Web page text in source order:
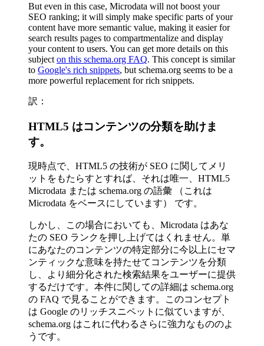
But even in this case, Microdata will not boost your
SEO ranking; it will simply make specific parts of your
content have more semantic value, making it easier for
search results pages to compartmentalize and display
your content to users. You can get more details on this
subject on this schema.org FAQ. This concept is similar
to Google's rich snippets, but schema.org seems to be a
more powerful replacement for rich snippets.
訳：
HTML5 はコンテンツの分類を助けま
す。
現時点で、HTML5 の技術が SEO に関してメリ
ットをもたらすとすれば、それは唯一、HTML5
Microdata または schema.org の語彙 （これは
Microdata をベースにしています） です。
しかし、この場合においても、Microdata はあな
たの SEO ランクを押し上げてはくれません。単
にあなたのコンテンツの特定部分に今以上にセマ
ンティックな意味を持たせてコンテンツを分類
し、より細分化された検索結果をユーザーに提供
するだけです。本件に関しての詳細は schema.org
の FAQ で見ることができます。このコンセプト
は Google のリッチスニペットに似ていますが、
schema.org はこれに代わるさらに強力なもののよ
うです。